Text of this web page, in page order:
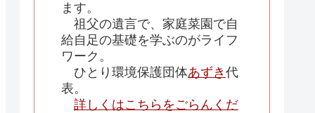
ます。
祖父の遺言で、家庭菜園で自
給自足の基礎を学ぶのがライフ
ワーク。
ひとり環境保護団体あずき 代
表。
詳しくはこちらをごらんくだ